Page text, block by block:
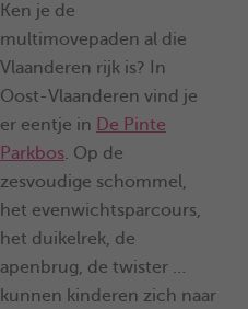
Ken je de
multimovepaden al die
Vlaanderen rijk is? In
Oost-Vlaanderen vind je
er eentje in De Pinte
Parkbos. Op de
zesvoudige schommel,
het evenwichtsparcours,
het duikelrek, de
apenbrug, de twister …
kunnen kinderen zich naar